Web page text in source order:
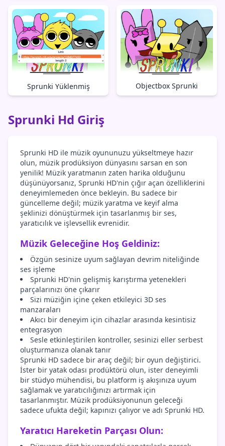
Sprunki Yüklenmiş Objectbox Sprunki
Sprunki Hd Giriş
Sprunki HD ile müzik oyununuzu yükseltmeye hazır
olun, müzik prodüksiyon dünyasını sarsan en son
yenilik! Müzik yaratmanın zaten harika olduğunu
düşünüyorsanız, Sprunki HD'nin çığır açan özelliklerini
deneyimlemeden önce bekleyin. Bu sadece bir
güncelleme değil; müzik yaratma ve keyif alma
şeklinizi dönüştürmek için tasarlanmış bir ses,
yaratıcılık ve işlevsellik evrenidir.
Müzik Geleceğine Hoş Geldiniz:
Özgün sesinize uyum sağlayan devrim niteliğinde
ses işleme
Sprunki HD'nin gelişmiş karıştırma yetenekleri
parçalarınızı öne çıkarır
Sizi müziğin içine çeken etkileyici 3D ses
manzaraları
Akıcı bir deneyim için cihazlar arasında kesintisiz
entegrasyon
Sesle etkinleştirilen kontroller, sesinizi eller serbest
oluşturmanıza olanak tanır
Sprunki HD sadece bir araç değil; bir oyun değiştirici.
İster bir yatak odası prodüktörü olun, ister deneyimli
bir stüdyo mühendisi, bu platform iş akışınıza uyum
sağlamak ve yaratıcılığınızı artırmak için
tasarlanmıştır. Müzik prodüksiyonunun geleceği
sadece ufukta değil; kapınızı çalıyor ve adı Sprunki HD.
Yaratıcı Hareketin Parçası Olun: